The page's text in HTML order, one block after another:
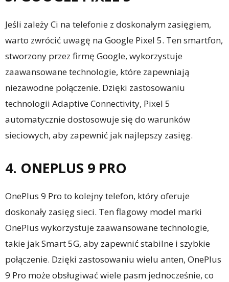
Jeśli zależy Ci na telefonie z doskonałym zasięgiem,
warto zwrócić uwagę na Google Pixel 5. Ten smartfon,
stworzony przez firmę Google, wykorzystuje
zaawansowane technologie, które zapewniają
niezawodne połączenie. Dzięki zastosowaniu
technologii Adaptive Connectivity, Pixel 5
automatycznie dostosowuje się do warunków
sieciowych, aby zapewnić jak najlepszy zasięg.
4. ONEPLUS 9 PRO
OnePlus 9 Pro to kolejny telefon, który oferuje
doskonały zasięg sieci. Ten flagowy model marki
OnePlus wykorzystuje zaawansowane technologie,
takie jak Smart 5G, aby zapewnić stabilne i szybkie
połączenie. Dzięki zastosowaniu wielu anten, OnePlus
9 Pro może obsługiwać wiele pasm jednocześnie, co